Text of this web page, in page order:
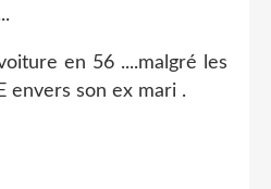
en 56 ....malgré les
envers son ex mari .